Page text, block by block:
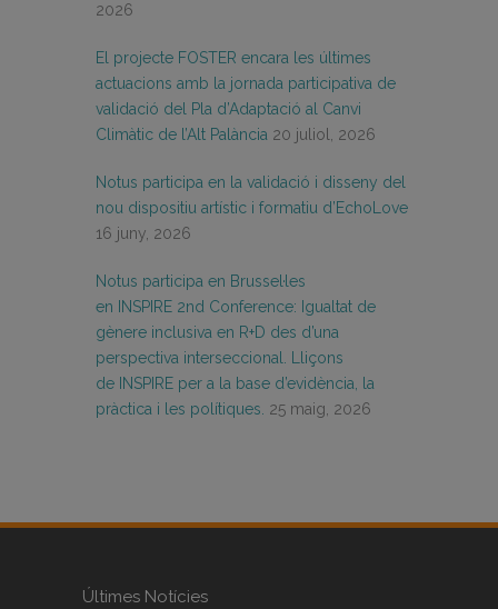
2026
El projecte FOSTER encara les últimes
actuacions amb la jornada participativa de
validació del Pla d’Adaptació al Canvi
Climàtic de l’Alt Palància 20 juliol, 2026
Notus participa en la validació i disseny del
nou dispositiu artístic i formatiu d’EchoLove
16 juny, 2026
Notus participa en Brussel·les
en INSPIRE 2nd Conference: Igualtat de
gènere inclusiva en R+D des d’una
perspectiva interseccional. Lliçons
de INSPIRE per a la base d’evidència, la
pràctica i les polítiques. 25 maig, 2026
Últimes Notícies